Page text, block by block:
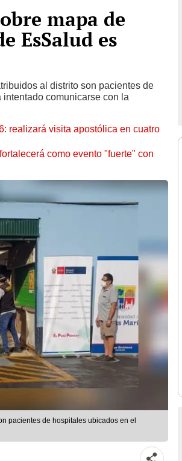
mapa de
EsSalud es
al distrito son pacientes de
comunicarse con la
realizará visita apostólica en cuatro
como evento "fuerte" con
pacientes de hospitales ubicados en el